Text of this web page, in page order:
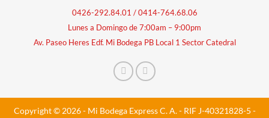
0426-292.84.01 /0414-764.68.06
Lunes a Domingo de 7:00am – 9:00pm
Av. Paseo Heres Edf. Mi Bodega PB Local 1 Sector Catedral
Copyright © 2026 - Mi Bodega Express C. A. - RIF J-40321828-5 -